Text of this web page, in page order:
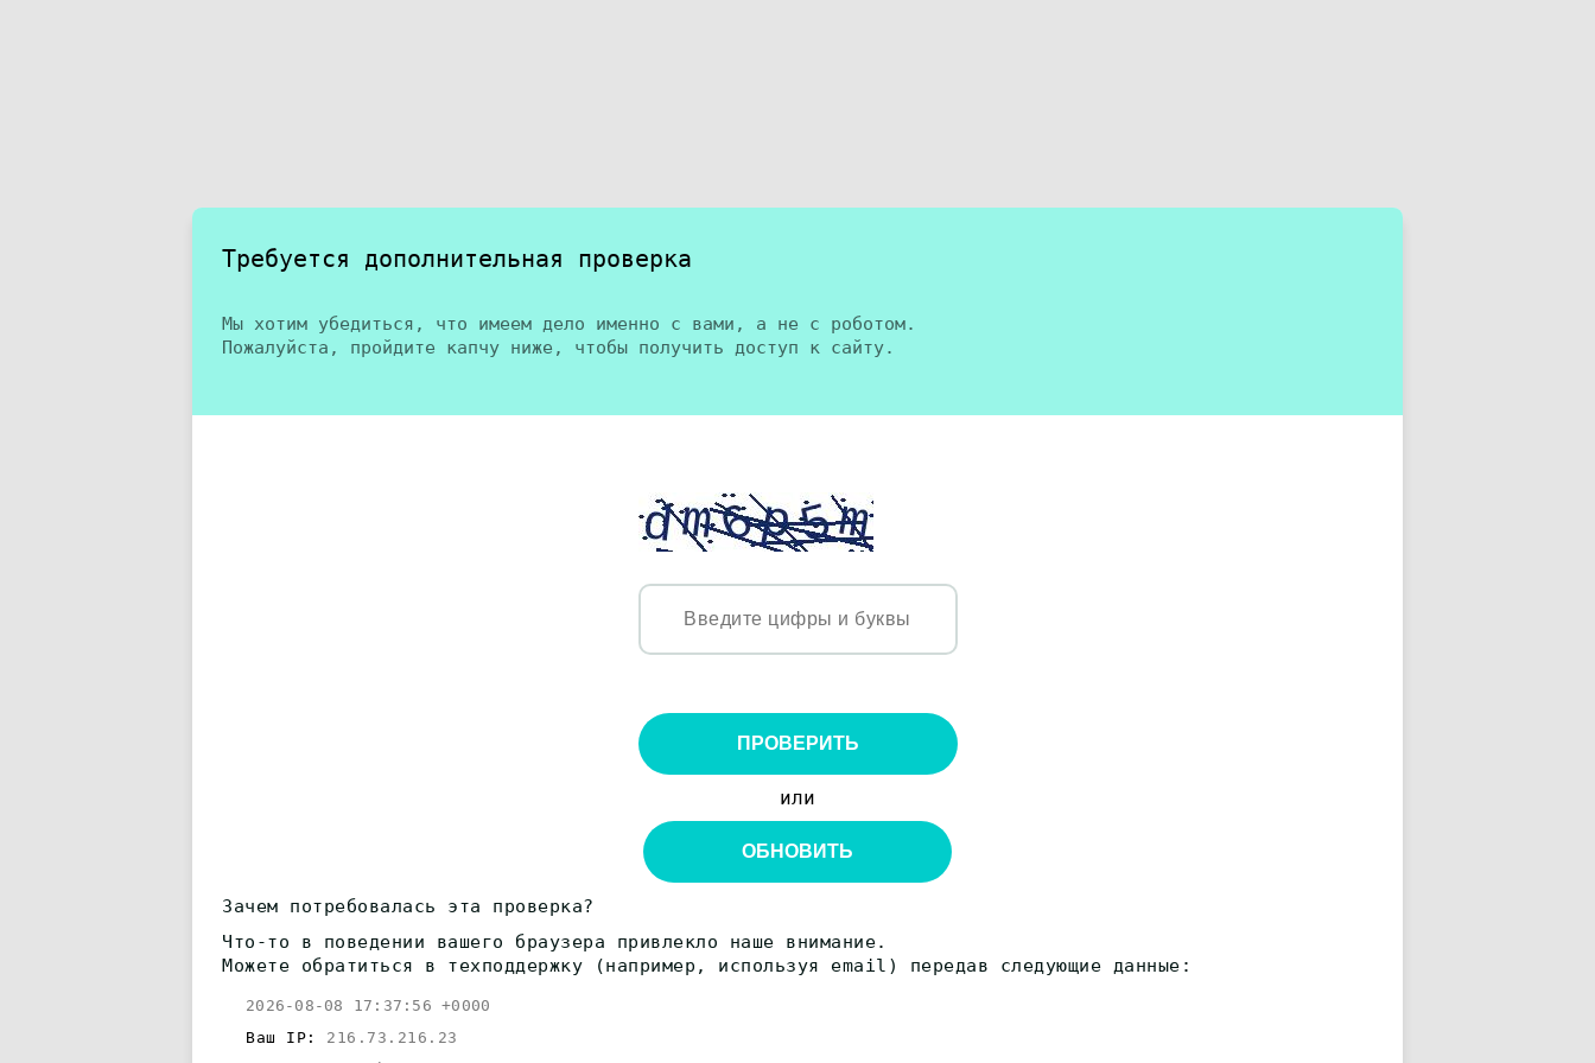
Требуется дополнительная проверка
Мы хотим убедиться, что имеем дело именно с вами, а не с роботом.
Пожалуйста, пройдите капчу ниже, чтобы получить доступ к сайту.
ПРОВЕРИТЬ
или
ОБНОВИТЬ
Зачем потребовалась эта проверка?
Что-то в поведении вашего браузера привлекло наше внимание.
Можете обратиться в техподдержку (например, используя email) передав следующие данные:
2026-08-08 17:37:56 +0000
Ваш IP: 216.73.216.23